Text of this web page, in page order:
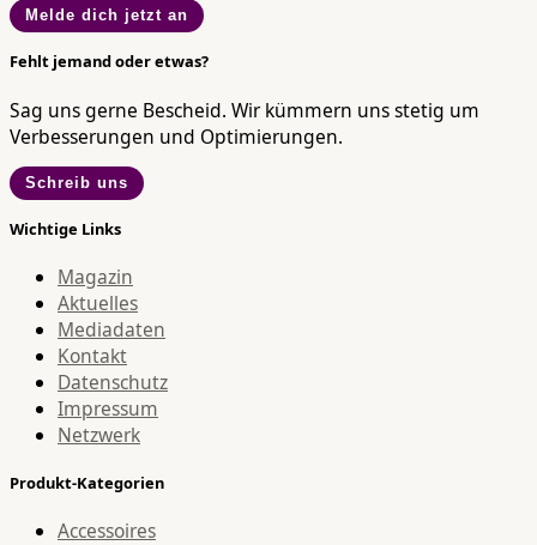
Melde dich jetzt an
Fehlt jemand oder etwas?
Sag uns gerne Bescheid. Wir kümmern uns stetig um
Verbesserungen und Optimierungen.
Schreib uns
Wichtige Links
Magazin
Aktuelles
Mediadaten
Kontakt
Datenschutz
Impressum
Netzwerk
Produkt-Kategorien
Accessoires